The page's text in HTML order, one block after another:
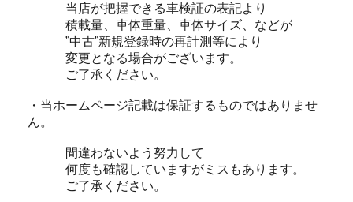
当店が把握できる車検証の表記より
積載量、車体重量、車体サイズ、などが
”中古”新規登録時の再計測等により
変更となる場合がございます。
ご了承ください。
・当ホームページ記載は保証するものではありませ
ん。
間違わないよう努力して
何度も確認していますがミスもあります。
ご了承ください。